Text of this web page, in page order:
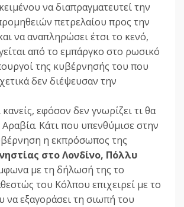
να διαπραγματευτεί την
πετρελαίου προς την
να αναπληρώσει έτσι το κενό,
από το εμπάργκο στο ρωσικό
της κυβέρνησής του που
δεν διέψευσαν την
εφόσον δεν γνωρίζει τι θα
Κάτι που υπενθύμισε στην
η εκπρόσωπος της
στο Λονδίνο, Πόλλυ
με τη δήλωσή της το
του Κόλπου επιχειρεί με το
να εξαγοράσει τη σιωπή του